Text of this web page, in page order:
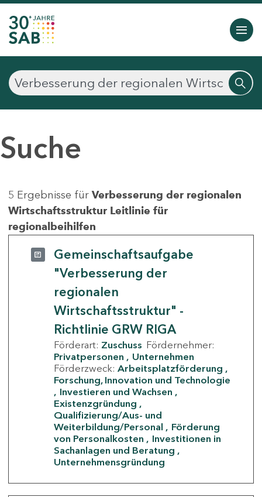
Suche
5 Ergebnisse für Verbesserung der regionalen
Wirtschaftsstruktur Leitlinie für
regionalbeihilfen
Gemeinschaftsaufgabe
"Verbesserung der
regionalen
Wirtschaftsstruktur" -
Richtlinie GRW RIGA
Förderart: Zuschuss Fördernehmer:
Privatpersonen
Unternehmen
Förderzweck: Arbeitsplatzförderung
Forschung, Innovation und Technologie
Investieren und Wachsen
Existenzgründung
Qualifizierung/Aus- und
Weiterbildung/Personal
Förderung
von Personalkosten
Investitionen in
Sachanlagen und Beratung
Unternehmensgründung